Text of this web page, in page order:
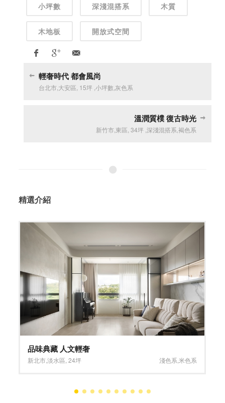
小坪數 深淺混搭系 木質
木地板 開放式空間
輕奢時代 都會風尚
台北市 大安區 15坪 ,小坪數 灰色系
溫潤質樸 復古時光
新竹市, 東區 34坪, 深淺混搭系 褐色系
精選介紹
BONNIE HOUSE-美麗華店
台北市,中山區,15坪 小坪數,淺色系